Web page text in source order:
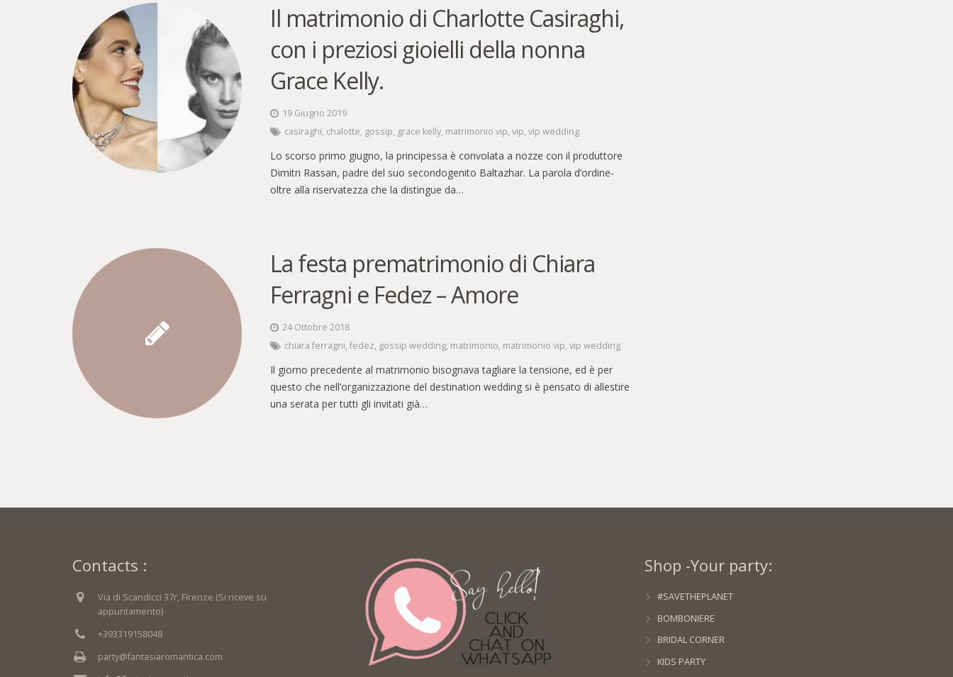
Il matrimonio di Charlotte Casiraghi,
con i preziosi gioielli della nonna
Grace Kelly.
19 Giugno 2019
casiraghi, chalotte, gossip, grace kelly, matrimonio vip,vip,vip wedding
Lo scorso primo giugno, la principessa è convolata a nozze con il produttore
Dimitri Rassan, padre del suo secondogenito Baltazhar. La parola d’ordine-
oltre alla riservatezza che la distingue da…
La festa prematrimonio di Chiara
Ferragni e Fedez – Amore
24 Ottobre 2018
chiara ferragni,fedez, gossip wedding, matrimonio, matrimonio vip,vip wedding
Il giorno precedente al matrimonio bisognava tagliare la tensione, ed è per
questo che nell’organizzazione del destination wedding si è pensato di allestire
una serata per tutti gli invitati già…
Contacts :
Via di Scandicci 37r, Firenze (Si riceve su
appuntamento)
+393319158048
party@fantasiaromantica.com
Shop -Your party:
#SAVETHEPLANET
BOMBONIERE
BRIDAL CORNER
KIDS PARTY